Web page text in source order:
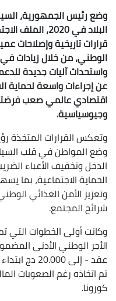
وضع رئيس الجمهورية،
البلاد في 2020،
قرارات تاريخية وإصلاحات
الوطني، من خلال زيادات في
واستحداث آليات جديدة
عن إجراءات واسعة لحماية
اقتصادي عالمي صعب فرضته
وجيوسياسية.
وتعكس القرارات المتخذة
وضع المواطن في قلب
الدخل وتخفيف الأعباء
الحماية الاجتماعية، بما
وتعزيز الأمن الغذائي
شرائح المجتمع.
وكانت أولى الخطوات التي
الأجر الوطني الأدنى
تم اتخاذه رغم الصعوبات
كورونا.